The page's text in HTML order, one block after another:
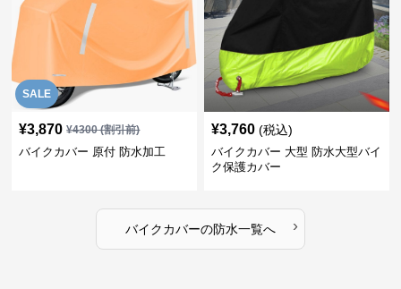
SALE
¥3,870 ¥4300(割引前)
バイクカバー 原付 防水加工
¥3,760 (税込)
バイクカバー 大型 防水大型バイ
ク保護カバー
バイクカバーの防水一覧へ ›